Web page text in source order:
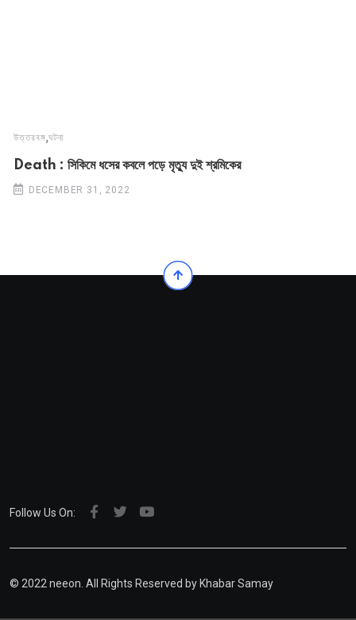
উত্তরবঙ্গ,ঘটনা
Death : সিকিমে ধসের কবলে পড়ে মৃত্যু দুই শ্রমিকের
DECEMBER 31, 2022
Follow Us On:
© 2022 neeon. All Rights Reserved by Khabar Samay